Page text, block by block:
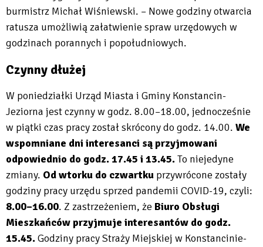
burmistrz Michał Wiśniewski. – Nowe godziny otwarcia
ratusza umożliwią załatwienie spraw urzędowych w
godzinach porannych i popołudniowych.
Czynny dłużej
W poniedziałki Urząd Miasta i Gminy Konstancin-
Jeziorna jest czynny w godz. 8.00–18.00, jednocześnie
w piątki czas pracy został skrócony do godz. 14.00. We
wspomniane dni interesanci są przyjmowani
odpowiednio do godz. 17.45 i 13.45.To niejedyne
zmiany. Od wtorku do czwartku przywrócone zostały
godziny pracy urzędu sprzed pandemii COVID-19, czyli:
8.00–16.00. Z zastrzeżeniem, że Biuro Obsługi
Mieszkańców przyjmuje interesantów do godz.
15.45.Godziny pracy Straży Miejskiej w Konstancinie-